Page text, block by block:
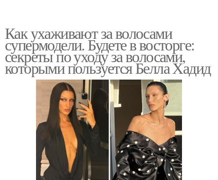
Как ухаживают за волосами
супермодели. Будете в восторге:
секреты по уходу за волосами,
которыми пользуется Белла Хадид